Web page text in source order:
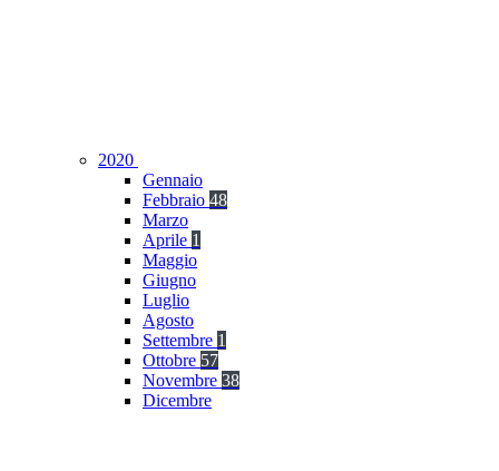
2020
Gennaio
Febbraio 48
Marzo
Aprile 1
Maggio
Giugno
Luglio
Agosto
Settembre 1
Ottobre 57
Novembre 38
Dicembre